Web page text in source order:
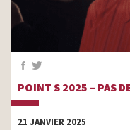
POINT S 2025 – PAS
21 JANVIER 2025